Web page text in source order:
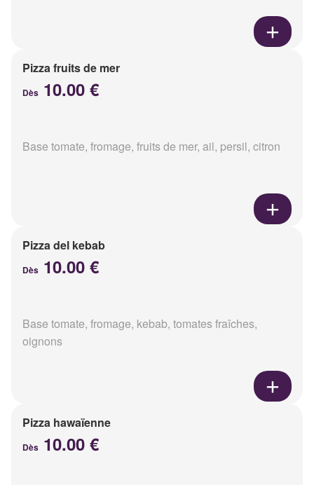
Pizza fruits de mer
Dès 10.00 €
Base tomate, fromage, fruits de mer, ail, persil, citron
Pizza del kebab
Dès 10.00 €
Base tomate, fromage, kebab, tomates fraîches,
oignons
Pizza hawaïenne
Dès 10.00 €